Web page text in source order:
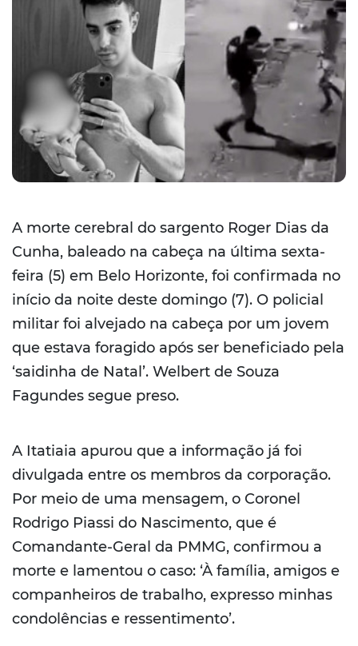
A morte cerebral do sargento Roger Dias da
Cunha, baleado na cabeça na última sexta-
feira (5) em Belo Horizonte, foi confirmada no
início da noite deste domingo (7). O policial
militar foi alvejado na cabeça por um jovem
que estava foragido após ser beneficiado pela
‘saidinha de Natal’. Welbert de Souza
Fagundes segue preso.
A Itatiaia apurou que a informação já foi
divulgada entre os membros da corporação.
Por meio de uma mensagem, o Coronel
Rodrigo Piassi do Nascimento, que é
Comandante-Geral da PMMG, confirmou a
morte e lamentou o caso: ‘À família, amigos e
companheiros de trabalho, expresso minhas
condolências e ressentimento’.